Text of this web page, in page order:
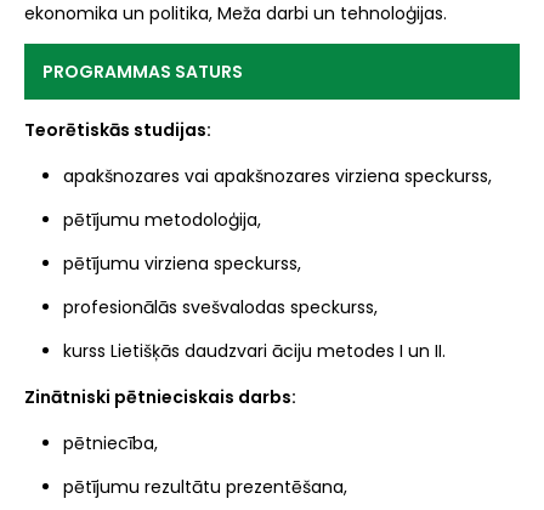
ekonomika un politika, Meža darbi un tehnoloģijas.
PROGRAMMAS SATURS
Teorētiskās studijas:
apakšnozares vai apakšnozares virziena speckurss,
pētījumu metodoloģija,
pētījumu virziena speckurss,
profesionālās svešvalodas speckurss,
kurss Lietišķās daudzvari āciju metodes I un II.
Zinātniski pētnieciskais darbs:
pētniecība,
pētījumu rezultātu prezentēšana,